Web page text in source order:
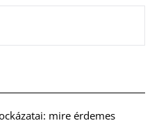
mire érdemes